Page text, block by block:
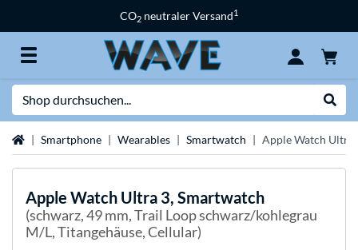
CO2 neutraler Versand1
StartseiteSmartphone Wearables Smartwatch Apple Watch Ultra
Apple Watch Ultra 3, Smartwatch
(schwarz, 49 mm, Trail Loop schwarz/kohlegrau
M/L, Titangehäuse, Cellular)